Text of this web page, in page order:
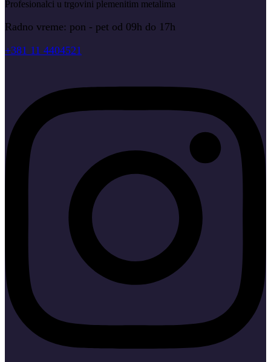
Profesionalci u trgovini plemenitim metalima
Radno vreme: pon - pet od 09h do 17h
+381 11 4404521